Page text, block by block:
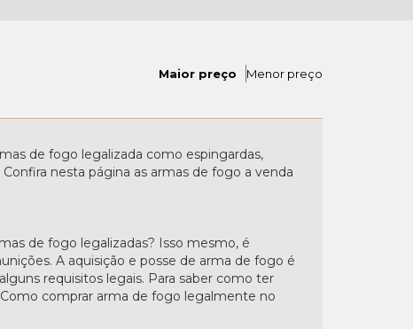
Maior preço Menor preço
de fogo legalizada como espingardas,
nesta página as armas de fogo a venda
de fogo legalizadas? Isso mesmo, é
A aquisição e posse de arma de fogo é
requisitos legais. Para saber como ter
comprar arma de fogo legalmente no